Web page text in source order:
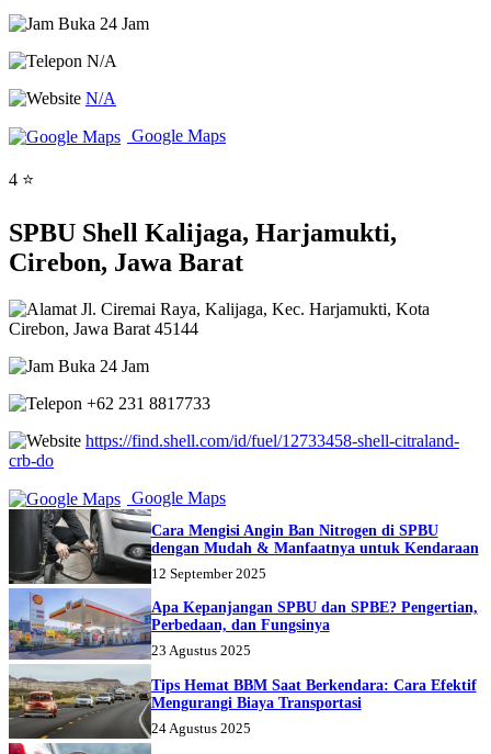
Buka 24 Jam
N/A
N/A
Google Maps
4 ⭐
SPBU Shell Kalijaga, Harjamukti,
Cirebon, Jawa Barat
Jl. Ciremai Raya, Kalijaga, Kec. Harjamukti, Kota
Cirebon, Jawa Barat 45144
Buka 24 Jam
+62 231 8817733
https://find.shell.com/id/fuel/12733458-shell-citraland-
crb-do
Google Maps
Cara Mengisi Angin Ban Nitrogen di SPBU
dengan Mudah & Manfaatnya untuk Kendaraan
12 September 2025
Apa Kepanjangan SPBU dan SPBE? Pengertian,
Perbedaan, dan Fungsinya
23 Agustus 2025
Tips Hemat BBM Saat Berkendara: Cara Efektif
Mengurangi Biaya Transportasi
24 Agustus 2025